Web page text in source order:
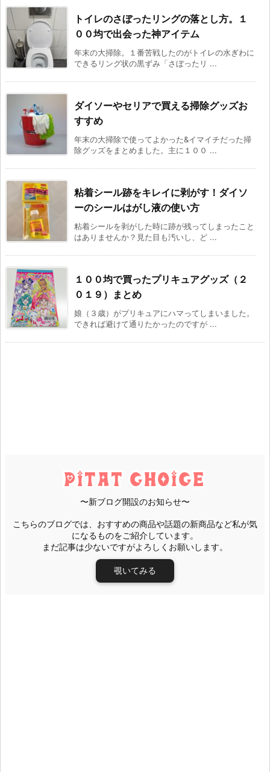
トイレのさぼったリングの落とし方。１
００均で出会った神アイテム
年末の大掃除。１番苦戦したのがトイレの水ぎわに
できるリング状の黒ずみ「さぼったリ ...
ダイソーやセリアで買える掃除グッズお
すすめ
年末の大掃除で使ってよかった&イマイチだった掃
除グッズをまとめました。主に１００ ...
粘着シール跡をキレイに剥がす！ダイソ
ーのシールはがし液の使い方
粘着シールを剥がした時に跡が残ってしまったこと
はありませんか？見た目も汚いし、ど ...
１００均で買ったプリキュアグッズ（２
０１９）まとめ
娘（３歳）がプリキュアにハマってしまいました。
できれば避けて通りたかったのですが ...
〜新ブログ開設のお知らせ〜
こちらのブログでは、おすすめの商品や話題の新商品など私が気
になるものをご紹介しています。
まだ記事は少ないですがよろしくお願いします。
覗いてみる